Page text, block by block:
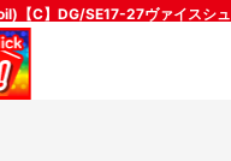
【C】DG/SE17-27ヴァイスシ